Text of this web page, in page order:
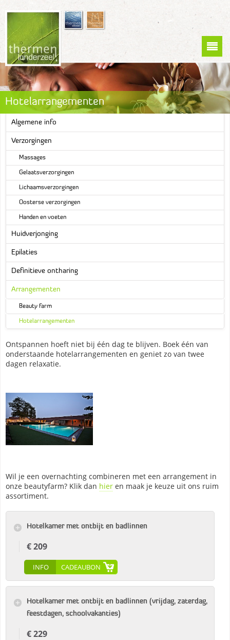
Hotelarrangementen
Algemene info
Verzorgingen
Massages
Gelaatsverzorgingen
Lichaamsverzorgingen
Oosterse verzorgingen
Handen en voeten
Huidverjonging
Epilaties
Definitieve ontharing
Arrangementen
Beauty farm
Hotelarrangementen
Ontspannen hoeft niet bij één dag te blijven. Boek één van
onderstaande hotelarrangementen en geniet zo van twee
dagen relaxatie.
Wil je een overnachting combineren met een arrangement in
onze beautyfarm? Klik dan hier en maak je keuze uit ons ruim
assortiment.
Hotelkamer met ontbijt en badlinnen
€ 209
INFO CADEAUBON
Hotelkamer met ontbijt en badlinnen (vrijdag, zaterdag,
feestdagen, schoolvakanties)
€ 229